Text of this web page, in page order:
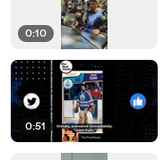
0:10
0:51